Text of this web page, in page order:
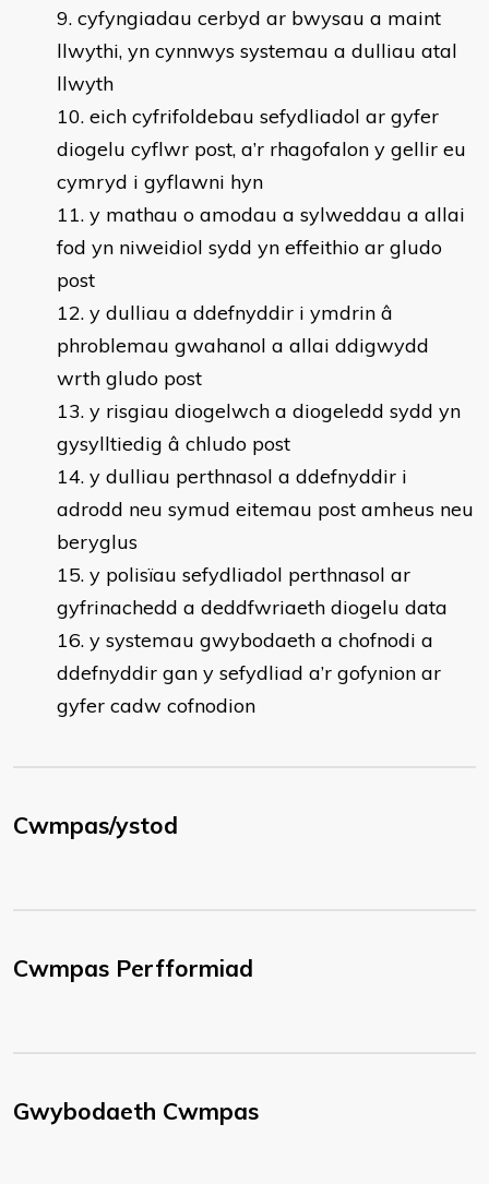
cyfyngiadau cerbyd ar bwysau a maint
llwythi, yn cynnwys systemau a dulliau atal
llwyth
eich cyfrifoldebau sefydliadol ar gyfer
diogelu cyflwr post, a’r rhagofalon y gellir eu
cymryd i gyflawni hyn
y mathau o amodau a sylweddau a allai
fod yn niweidiol sydd yn effeithio ar gludo
post
y dulliau a ddefnyddir i ymdrin â
phroblemau gwahanol a allai ddigwydd
wrth gludo post
y risgiau diogelwch a diogeledd sydd yn
gysylltiedig â chludo post
y dulliau perthnasol a ddefnyddir i
adrodd neu symud eitemau post amheus neu
beryglus
y polisïau sefydliadol perthnasol ar
gyfrinachedd a deddfwriaeth diogelu data
y systemau gwybodaeth a chofnodi a
ddefnyddir gan y sefydliad a’r gofynion ar
gyfer cadw cofnodion
Cwmpas/ystod
Cwmpas Perfformiad
Gwybodaeth Cwmpas